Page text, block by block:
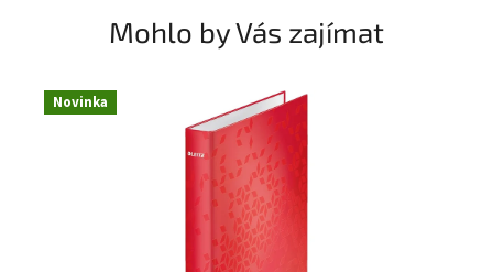
Mohlo by Vás zajímat
Novinka